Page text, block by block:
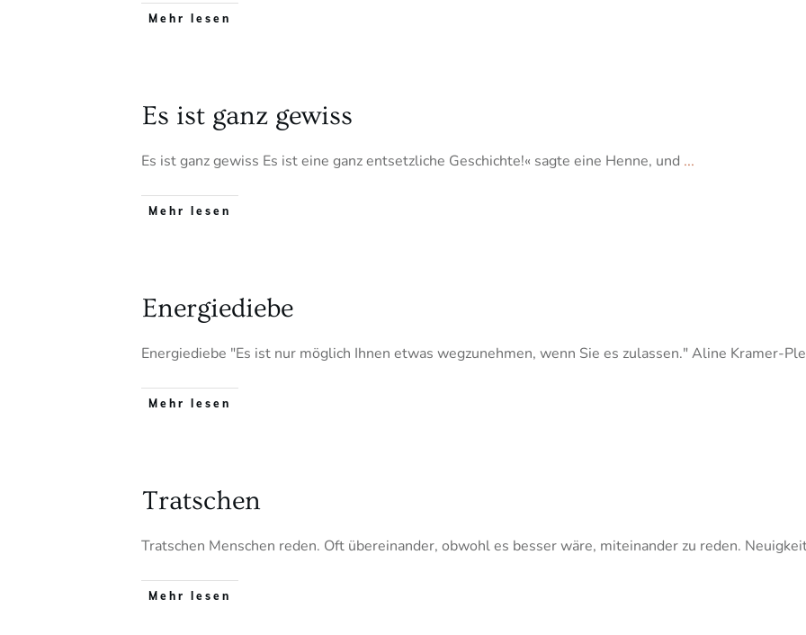
Mehr lesen
Es ist ganz gewiss
Es ist ganz gewiss Es ist eine ganz entsetzliche Geschichte!« sagte eine Henne, und ...
Mehr lesen
Energiediebe
Energiediebe "Es ist nur möglich Ihnen etwas wegzunehmen, wenn Sie es zulassen." Aline Kramer-
Mehr lesen
Tratschen
Tratschen Menschen reden. Oft übereinander, obwohl es besser wäre, miteinander zu reden.
Mehr lesen